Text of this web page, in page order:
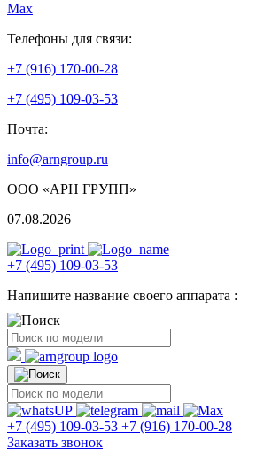
Max
Телефоны для связи:
+7 (916) 170-00-28
+7 (495) 109-03-53
Почта:
info@arngroup.ru
ООО «АРН ГРУПП»
07.08.2026
+7 (495) 109-03-53
Напишите название своего аппарата :
+7 (495) 109-03-53 +7 (916) 170-00-28
Заказать звонок